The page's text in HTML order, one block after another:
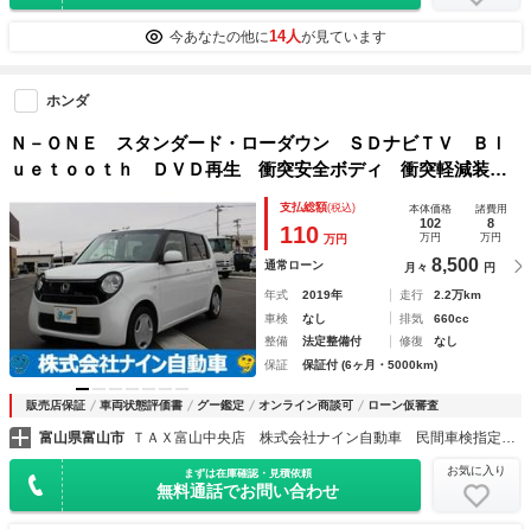
今あなたの他に14人が見ています
ホンダ
Ｎ－ＯＮＥ スタンダード・ローダウン ＳＤナビＴＶ Ｂｌ
ｕｅｔｏｏｔｈ ＤＶＤ再生 衝突安全ボディ 衝突軽減装
置 Ｂｌｕｅｔｏｏｔｈオーディオ 盗難防止システム 禁煙
車 横滑り防止 スマートキープッシュスタート 助手席エア
バッグ ＥＣＯＮ ＥＴＣ ベンチシート エアコン
支払総額(税込)
110 万円
本体価格
102
万円
諸費用
8
万円
通常ローン 月々 8,500 円
年式 2019年 走行
2.2万km
車検
なし 排気
660cc
整備
法定整備付 修復
なし
保証
保証付 (6ヶ月・5000km)
販売店保証 車両状態評価書 グー鑑定 オンライン商談可 ローン仮審査
富山県富山市
まずは在庫確認・見積依頼
無料通話でお問い合わせ
お気に入り